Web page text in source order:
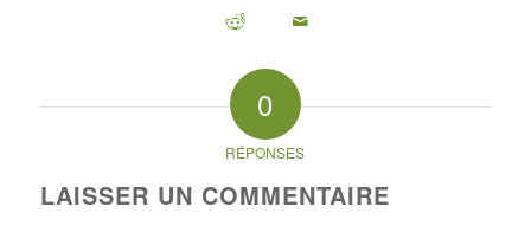
0
RÉPONSES
LAISSER UN COMMENTAIRE